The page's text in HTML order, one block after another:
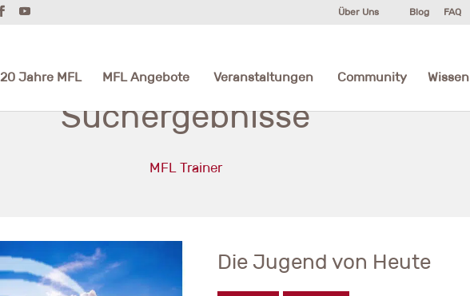
Über Uns Blog FAQ
20 Jahre MFL MFL Angebote Veranstaltungen Community Wissen
Suchergebnisse
MFL Trainer
Die Jugend von Heute